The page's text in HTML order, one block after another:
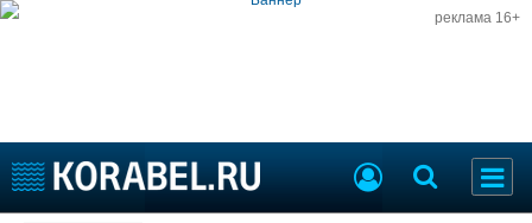
реклама 16+